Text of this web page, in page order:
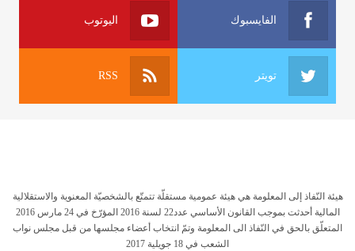
الفايسبوك اليوتوب
تويتر RSS
هيئة النّفاذ إلى المعلومة هي هيئة عمومية مستقلّة تتمتّع بالشخصيّة المعنوية والاستقلالية
المالية أحدثت بموجب القانون الأساسي عدد22 لسنة 2016 المؤرّخ في 24 مارس 2016
المتعلّق بالحق في النّفاذ الى المعلومة وتمّ انتخاب أعضاء مجلسها من قبل مجلس نواب
الشعب في 18 جويلية 2017